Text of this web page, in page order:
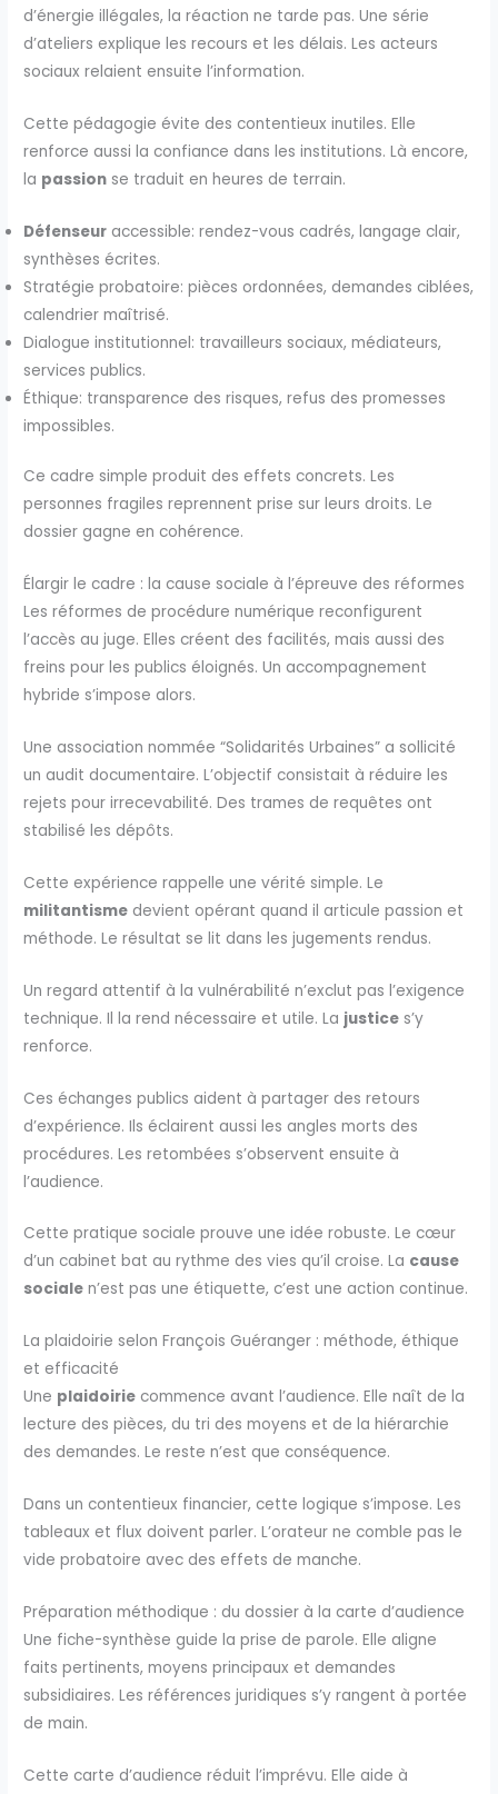
d’énergie illégales, la réaction ne tarde pas. Une série
d’ateliers explique les recours et les délais. Les acteurs
sociaux relaient ensuite l’information.
Cette pédagogie évite des contentieux inutiles. Elle
renforce aussi la confiance dans les institutions. Là encore,
la passion se traduit en heures de terrain.
Défenseur accessible: rendez-vous cadrés, langage clair,
synthèses écrites.
Stratégie probatoire: pièces ordonnées, demandes ciblées,
calendrier maîtrisé.
Dialogue institutionnel: travailleurs sociaux, médiateurs,
services publics.
Éthique: transparence des risques, refus des promesses
impossibles.
Ce cadre simple produit des effets concrets. Les
personnes fragiles reprennent prise sur leurs droits. Le
dossier gagne en cohérence.
Élargir le cadre : la cause sociale à l’épreuve des réformes
Les réformes de procédure numérique reconfigurent
l’accès au juge. Elles créent des facilités, mais aussi des
freins pour les publics éloignés. Un accompagnement
hybride s’impose alors.
Une association nommée “Solidarités Urbaines” a sollicité
un audit documentaire. L’objectif consistait à réduire les
rejets pour irrecevabilité. Des trames de requêtes ont
stabilisé les dépôts.
Cette expérience rappelle une vérité simple. Le
militantisme devient opérant quand il articule passion et
méthode. Le résultat se lit dans les jugements rendus.
Un regard attentif à la vulnérabilité n’exclut pas l’exigence
technique. Il la rend nécessaire et utile. La justice s’y
renforce.
Ces échanges publics aident à partager des retours
d’expérience. Ils éclairent aussi les angles morts des
procédures. Les retombées s’observent ensuite à
l’audience.
Cette pratique sociale prouve une idée robuste. Le cœur
d’un cabinet bat au rythme des vies qu’il croise. La cause
sociale n’est pas une étiquette, c’est une action continue.
La plaidoirie selon François Guéranger : méthode, éthique
et efficacité
Une plaidoirie commence avant l’audience. Elle naît de la
lecture des pièces, du tri des moyens et de la hiérarchie
des demandes. Le reste n’est que conséquence.
Dans un contentieux financier, cette logique s’impose. Les
tableaux et flux doivent parler. L’orateur ne comble pas le
vide probatoire avec des effets de manche.
Préparation méthodique : du dossier à la carte d’audience
Une fiche-synthèse guide la prise de parole. Elle aligne
faits pertinents, moyens principaux et demandes
subsidiaires. Les références juridiques s’y rangent à portée
de main.
Cette carte d’audience réduit l’imprévu. Elle aide à